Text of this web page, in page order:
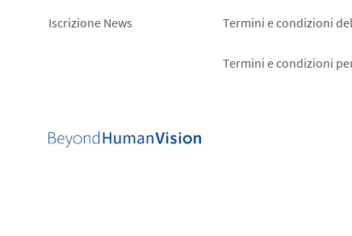
Iscrizione News Termini e condizioni
Termini e condizioni